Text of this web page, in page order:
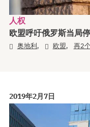
人权
欧盟呼吁俄罗斯当局
奥地利, 欧盟, 再2
2019年2月7日